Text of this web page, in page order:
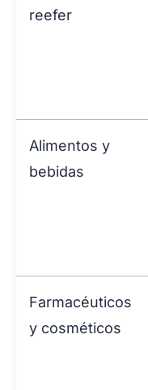
reefer
Alimentos y
bebidas
Farmacéuticos
y cosméticos